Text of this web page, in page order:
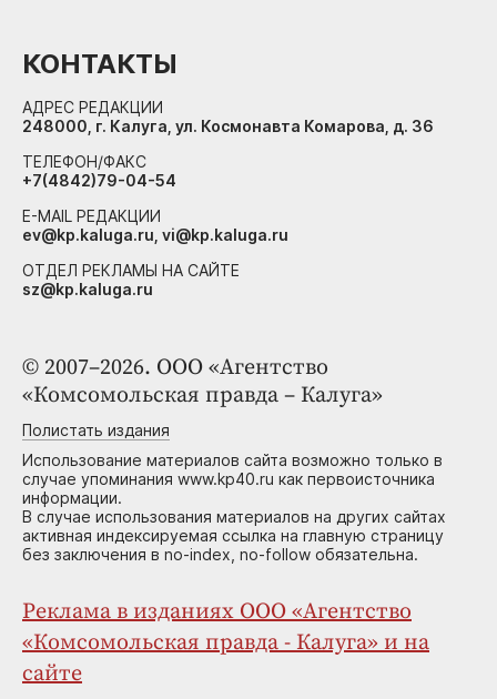
© 2007–2026. ООО «Агентство
«Комсомольская правда – Калуга»
Полистать издания
Использование материалов сайта возможно только в
случае упоминания www.kp40.ru как первоисточника
информации.
В случае использования материалов на других сайтах
активная индексируемая ссылка на главную страницу
без заключения в no-index, no-follow обязательна.
Реклама в изданиях ООО «Агентство
«Комсомольская правда - Калуга» и на
сайте
КОНТАКТЫ
АДРЕС РЕДАКЦИИ
248000, г. Калуга, ул. Космонавта Комарова, д. 36
ТЕЛЕФОН/ФАКС
+7(4842)79-04-54
E-MAIL РЕДАКЦИИ
ev@kp.kaluga.ru, vi@kp.kaluga.ru
ОТДЕЛ РЕКЛАМЫ НА САЙТЕ
sz@kp.kaluga.ru